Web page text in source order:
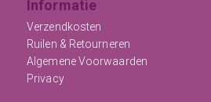
Informatie
Verzendkosten
Ruilen & Retourneren
Algemene Voorwaarden
Privacy